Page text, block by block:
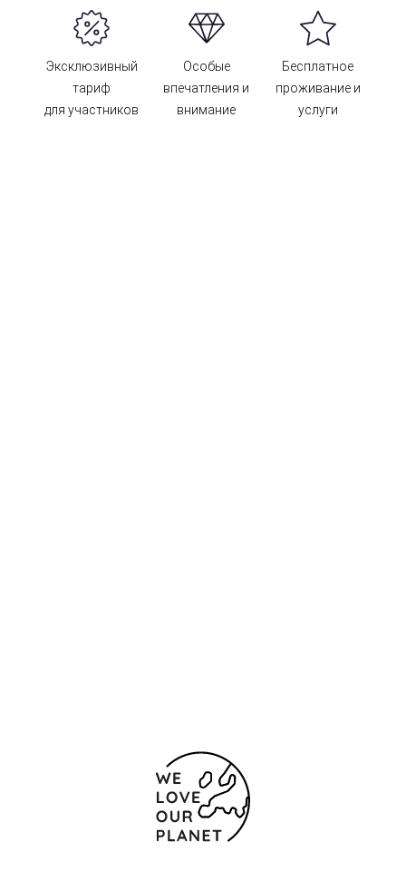
Эксклюзивный
тариф
для участников
Особые
впечатления и
внимание
Бесплатное
проживание и
услуги